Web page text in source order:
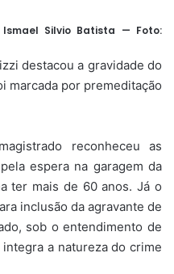
Silvio Batista — Foto:
destacou a gravidade do
marcada por premeditação
reconheceu as
espera na garagem da
ter mais de 60 anos. Já o
inclusão da agravante de
sob o entendimento de
a natureza do crime